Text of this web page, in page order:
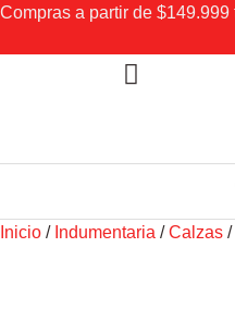
Compras a partir de
Inicio / Indumentaria /Calzas /